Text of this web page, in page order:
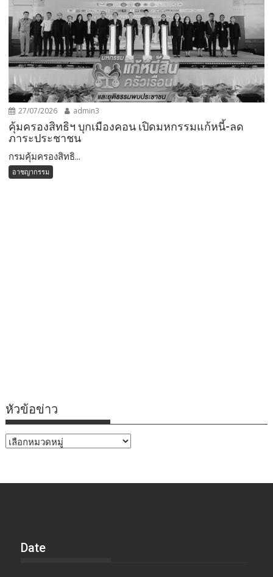
27/07/2026 admin3
คุ้มครองสิทธิฯ บุกเมืองคอน เปิดมหกรรมแก้หนี้-ลด
ภาระประชาชน
กรมคุ้มครองสิทธิ...
อาชญากรรม
หัวข้อข่าว
หัวข้อ
Date